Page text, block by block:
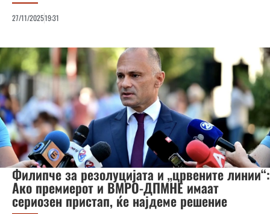
27/11/202519:31
Филипче за резолуцијата и „црвените линии“:
Ако премиерот и ВМРО-ДПМНЕ имаат
сериозен пристап, ќе најдеме решение